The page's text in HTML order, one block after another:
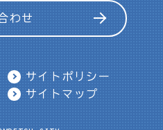
わせ
サイトポリシー
サイトマップ